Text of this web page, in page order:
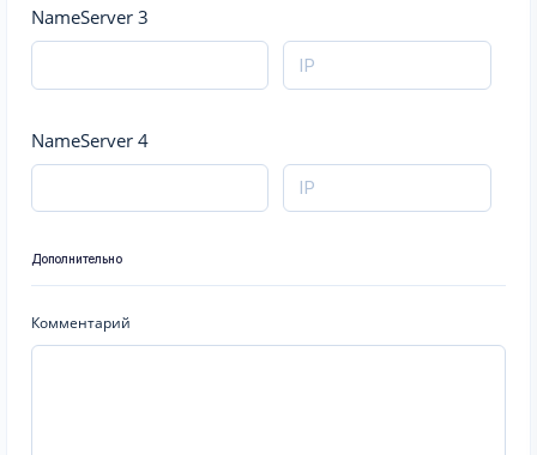
NameServer 3
NameServer 4
Дополнительно
Комментарий